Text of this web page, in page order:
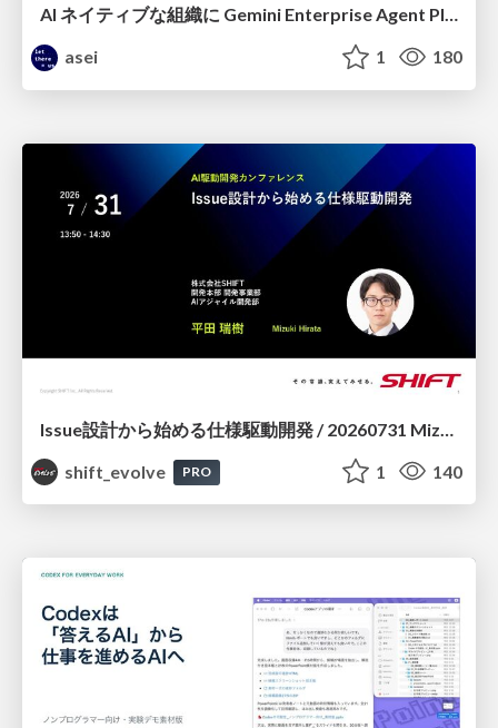
AI ネイティブな組織に Gemini Enterprise Agent Platform がなぜ必要なのか
asei
1 180
shift_evolve
PRO 1 140